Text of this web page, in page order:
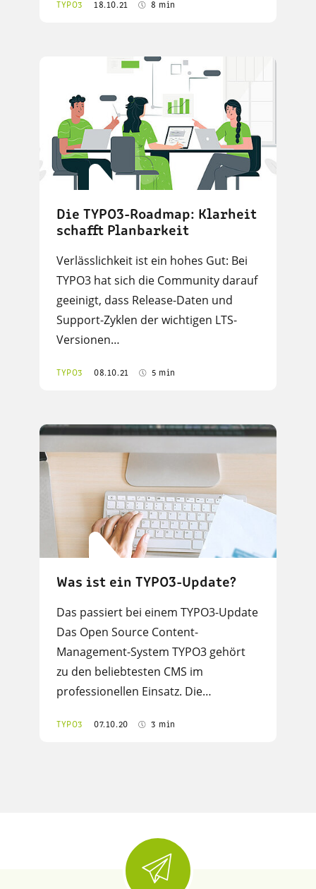
TYPO3 18.10.21 8 min
Die TYPO3-Roadmap: Klarheit
schafft Planbarkeit
Verlässlichkeit ist ein hohes Gut: Bei
TYPO3 hat sich die Community darauf
geeinigt, dass Release-Daten und
Support-Zyklen der wichtigen LTS-
Versionen…
TYPO3 08.10.21 5 min
Was ist ein TYPO3-Update?
Das passiert bei einem TYPO3-Update
Das Open Source Content-
Management-System TYPO3 gehört
zu den beliebtesten CMS im
professionellen Einsatz. Die…
TYPO3 07.10.20 3 min